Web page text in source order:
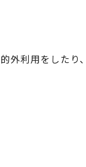
外利用をした